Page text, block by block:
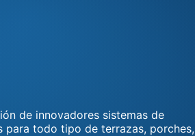
de innovadores sistemas de
todo tipo de terrazas, porches,